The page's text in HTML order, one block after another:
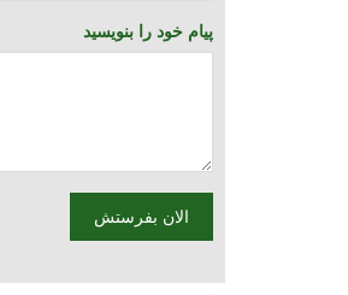
پیام خود را بنویسید